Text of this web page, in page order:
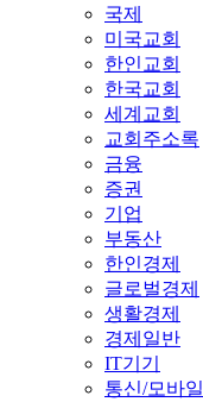
국제
미국교회
한인교회
한국교회
세계교회
교회주소록
금융
증권
기업
부동산
한인경제
글로벌경제
생활경제
경제일반
IT기기
통신/모바일